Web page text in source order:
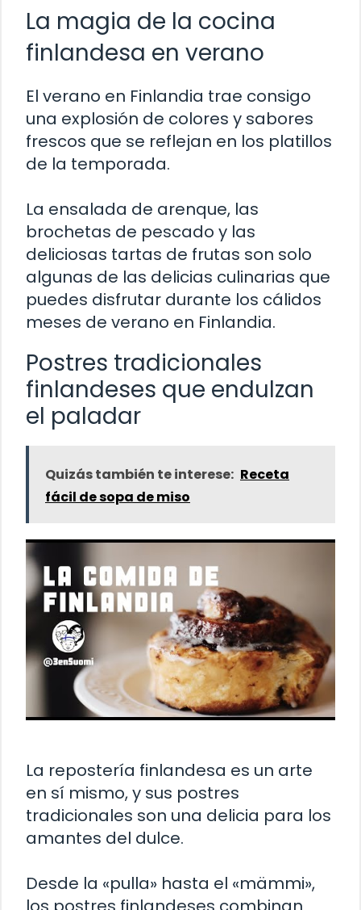
La magia de la cocina
finlandesa en verano
El verano en Finlandia trae consigo
una explosión de colores y sabores
frescos que se reflejan en los platillos
de la temporada.
La ensalada de arenque, las
brochetas de pescado y las
deliciosas tartas de frutas son solo
algunas de las delicias culinarias que
puedes disfrutar durante los cálidos
meses de verano en Finlandia.
Postres tradicionales
finlandeses que endulzan
el paladar
Quizás también te interese: Receta
fácil de sopa de miso
La repostería finlandesa es un arte
en sí mismo, y sus postres
tradicionales son una delicia para los
amantes del dulce.
Desde la «pulla» hasta el «mämmi»,